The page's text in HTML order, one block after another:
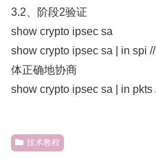
3.2、阶段2验证
show crypto ipsec sa
show crypto ipsec sa | in spi
体正确地协商
show crypto ipsec sa | in
技术教程